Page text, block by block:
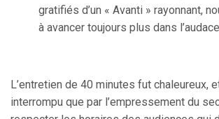
gratifiés d’un « Avanti » rayonnant,
à avancer toujours plus dans
L’entretien de 40 minutes fut chaleureux,
interrompu que par l’empressement du